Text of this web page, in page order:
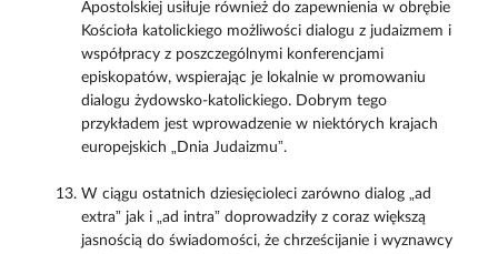
Apostolskiej usiłuje również do zapewnienia w obrębie
Kościoła katolickiego możliwości dialogu z judaizmem i
współpracy z poszczególnymi konferencjami
episkopatów, wspierając je lokalnie w promowaniu
dialogu żydowsko-katolickiego. Dobrym tego
przykładem jest wprowadzenie w niektórych krajach
europejskich „Dnia Judaizmu”.
W ciągu ostatnich dziesięcioleci zarówno dialog „ad
extra” jak i „ad intra” doprowadziły z coraz większą
jasnością do świadomości, że chrześcijanie i wyznawcy